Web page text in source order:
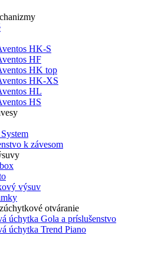
HK-S
HF
HK top
HK-XS
HL
HS
k závesom
výsuv
otváranie
úchytka Gola a príslušenstvo
úchytka Trend Piano